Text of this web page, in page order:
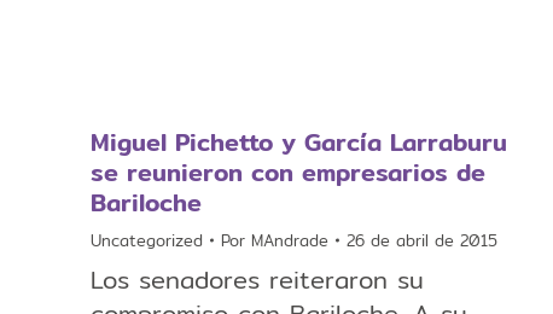
Miguel Pichetto y García Larraburu
se reunieron con empresarios de
Bariloche
Uncategorized Por MAndrade 26 de abril de 2015
Los senadores reiteraron su